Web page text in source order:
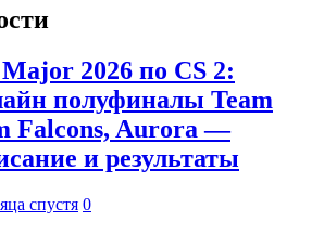
2026 по CS 2:
полуфиналы Team
Falcons, Aurora —
и результаты
спустя 0